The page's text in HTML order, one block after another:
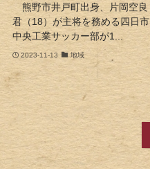
熊野市井戸町出身、片岡空良
君（18）が主将を務める四日市
中央工業サッカー部が1...
2023-11-13 地域